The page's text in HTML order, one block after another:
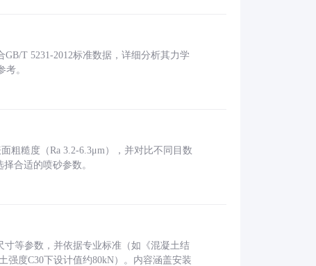
T 5231-2012标准数据，详细分析其力学
。
粗糙度（Ra 3.2-6.3μm），并对比不同目数
合适的喷砂参数。
等参数，并依据专业标准（如《混凝土结
强度C30下设计值约80kN）。内容涵盖安装